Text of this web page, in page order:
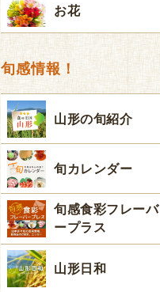
お花
旬感情報！
山形の旬紹介
旬カレンダー
旬感食彩フレーバ
ープラス
山形日和